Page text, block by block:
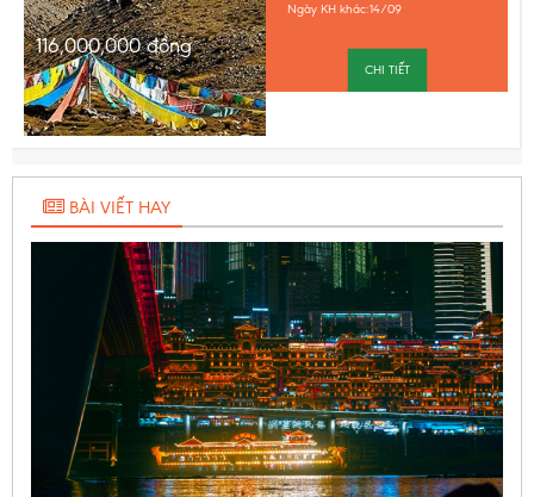
116,000,000đồng
Ngày KH khác:14/09
CHI TIẾT
BÀI VIẾT HAY